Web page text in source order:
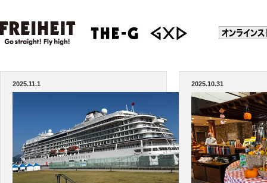
2025.11.1 2025.10.31